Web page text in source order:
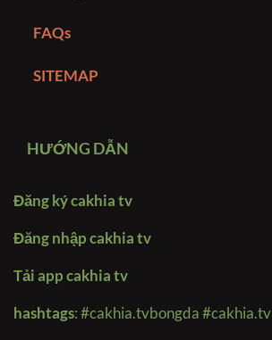
FAQs
SITEMAP
HƯỚNG DẪN
Đăng ký cakhia tv
Đăng nhập cakhia tv
Tải app cakhia tv
hashtags:#cakhia.tvbongda #cakhia.tv